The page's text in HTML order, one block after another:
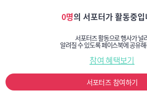
0명의 서포터가 활동중
서포터즈 활동으로 행사가 널
알려질 수 있도록 페이스북에 공유
참여 혜택보기
서포터즈 참여하기